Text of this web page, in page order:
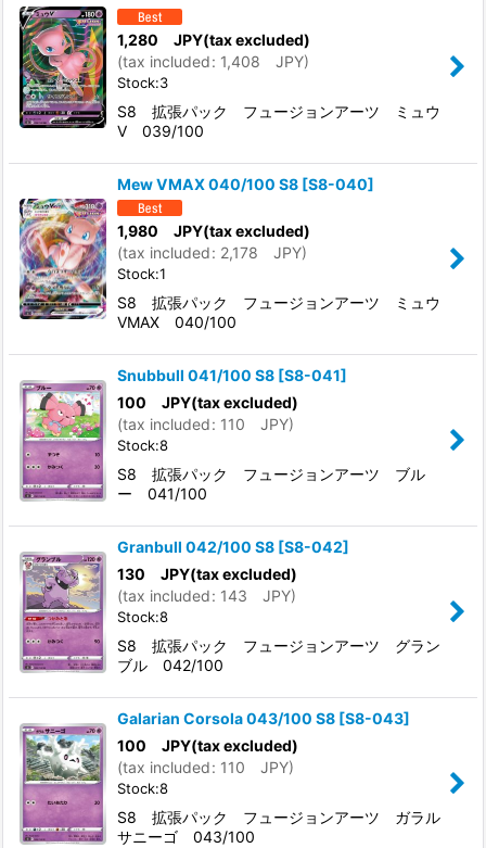
1,280 JPY(tax excluded)
(tax included: 1,408 JPY)
Stock:3
S8 拡張パック フュージョンアーツ ミュウ
V 039/100
Mew VMAX 040/100 S8 [S8-040]
1,980 JPY(tax excluded)
(tax included: 2,178 JPY)
Stock:1
S8 拡張パック フュージョンアーツ ミュウ
VMAX 040/100
Snubbull 041/100 S8 [S8-041]
100 JPY(tax excluded)
(tax included: 110 JPY)
Stock:8
S8 拡張パック フュージョンアーツ ブル
ー 041/100
Granbull 042/100 S8 [S8-042]
130 JPY(tax excluded)
(tax included: 143 JPY)
Stock:8
S8 拡張パック フュージョンアーツ グラン
ブル 042/100
Galarian Corsola 043/100 S8 [S8-043]
100 JPY(tax excluded)
(tax included: 110 JPY)
Stock:8
S8 拡張パック フュージョンアーツ ガラル
サニーゴ 043/100